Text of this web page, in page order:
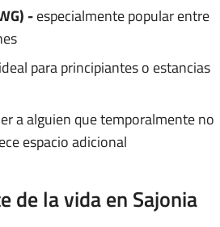
-especialmente popular entre
para principiantes o estancias
a alguien que temporalmente no
espacio adicional
de la vida en Sajonia